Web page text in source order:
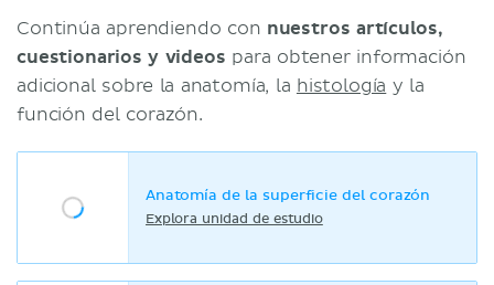
Continúa aprendiendo con nuestros artículos,
cuestionarios y videos para obtener información
adicional sobre la anatomía, la histología y la
función del corazón.
Anatomía de la superficie del corazón
Explora unidad de estudio